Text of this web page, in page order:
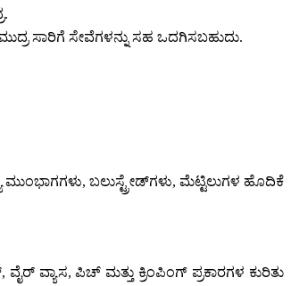
ಸಾರಿಗೆ ಸೇವೆಗಳನ್ನು ಸಹ ಒದಗಿಸಬಹುದು.
ಬಲುಸ್ಟ್ರೇಡ್‌ಗಳು, ಮೆಟ್ಟಿಲುಗಳ ಹೊದಿಕೆ
ವ್ಯಾಸ, ಪಿಚ್ ಮತ್ತು ಕ್ರಿಂಪಿಂಗ್ ಪ್ರಕಾರಗಳ ಕುರಿತು